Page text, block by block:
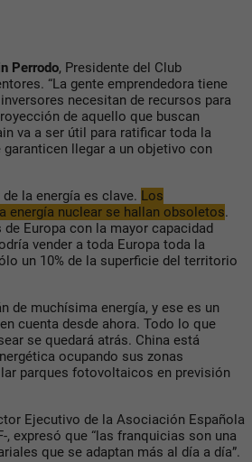
Perrodo, Presidente del Club
“La gente emprendedora tiene
necesitan de recursos para
de aquello que buscan
va a ser útil para ratificar toda la
llegar a un objetivo con
la energía es clave. Los
energía nuclear se hallan obsoletos.
de Europa con la mayor capacidad
vender a toda Europa toda la
un 10% de la superficie del territorio
de muchísima energía, y ese es un
cuenta desde ahora. Todo lo que
se quedará atrás. China está
ocupando sus zonas
parques fotovoltaicos en previsión
Ejecutivo de la Asociación Española
, expresó que “las franquicias son una
que se adaptan más al día a día”.